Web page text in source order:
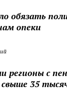
обязать
опеки
регионы с
35